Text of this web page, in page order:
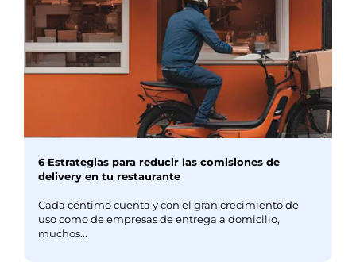
6 Estrategias para reducir las comisiones de
delivery en tu restaurante
Cada céntimo cuenta y con el gran crecimiento de
uso como de empresas de entrega a domicilio,
muchos...